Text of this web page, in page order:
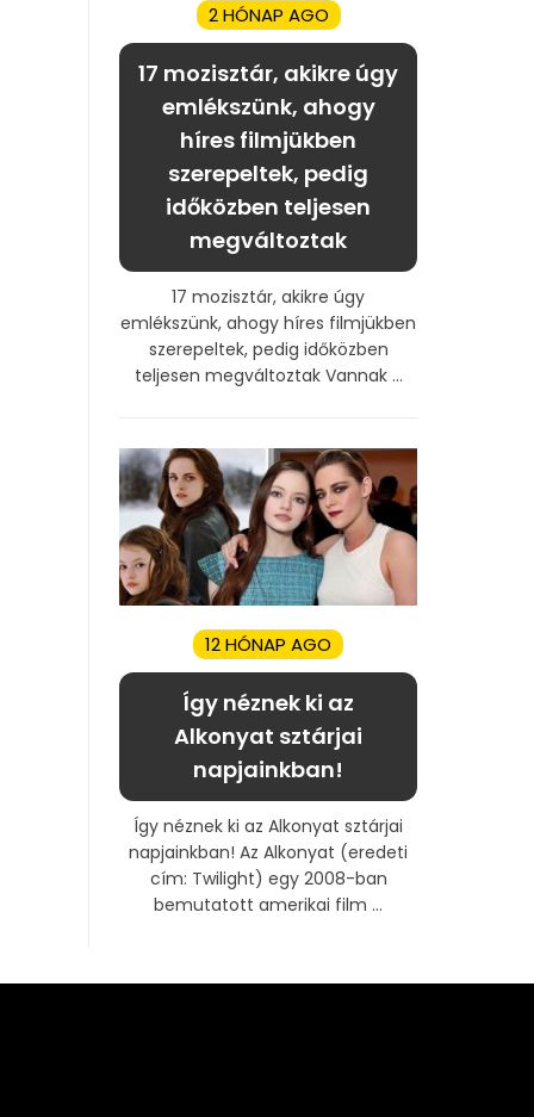
2 HÓNAP AGO
17 mozisztár, akikre úgy
emlékszünk, ahogy
híres filmjükben
szerepeltek, pedig
időközben teljesen
megváltoztak
17 mozisztár, akikre úgy
emlékszünk, ahogy híres filmjükben
szerepeltek, pedig időközben
teljesen megváltoztak Vannak ...
12 HÓNAP AGO
Így néznek ki az
Alkonyat sztárjai
napjainkban!
Így néznek ki az Alkonyat sztárjai
napjainkban! Az Alkonyat (eredeti
cím: Twilight) egy 2008-ban
bemutatott amerikai film ...